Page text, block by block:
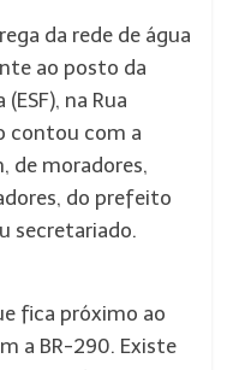
da rede de água
ao posto da
na Rua
contou com a
de moradores,
do prefeito
secretariado.
fica próximo ao
a BR-290. Existe